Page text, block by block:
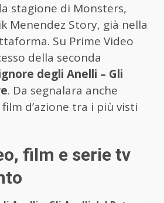
stagione di Monsters,
Menendez Story, già nella
Su Prime Video
della seconda
degli Anelli – Gli
. Da segnalara anche
d’azione tra i più visti
film e serie tv